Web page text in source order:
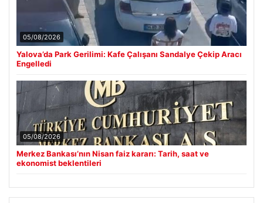
05/08/2026
Yalova’da Park Gerilimi: Kafe Çalışanı Sandalye Çekip Aracı
Engelledi
05/08/2026
Merkez Bankası’nın Nisan faiz kararı: Tarih, saat ve
ekonomist beklentileri